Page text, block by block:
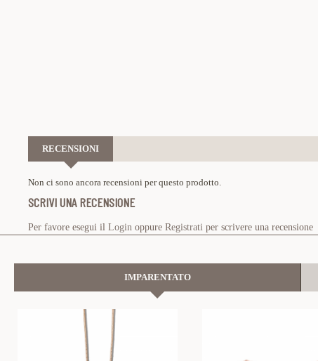
RECENSIONI
Non ci sono ancora recensioni per questo prodotto.
SCRIVI UNA RECENSIONE
Per favore esegui il Login oppure Registrati per scrivere una recensione
IMPARENTATO